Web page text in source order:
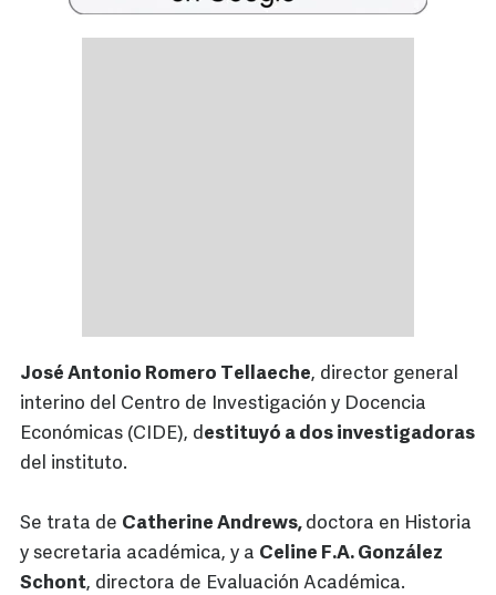
José Antonio Romero Tellaeche, director general
interino del Centro de Investigación y Docencia
Económicas (CIDE), destituyó a dos investigadoras
del instituto.
Se trata de Catherine Andrews, doctora en Historia
y secretaria académica, y a Celine F.A. González
Schont, directora de Evaluación Académica.